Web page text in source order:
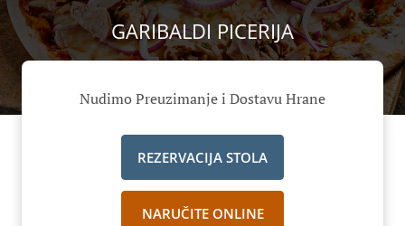
GARIBALDI PICERIJA
Nudimo Preuzimanje i Dostavu Hrane
REZERVACIJA STOLA
NARUČITE ONLINE